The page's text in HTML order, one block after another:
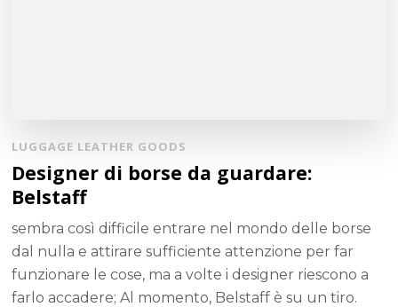
LUGGAGE LEATHER GOODS
Designer di borse da guardare:
Belstaff
sembra così difficile entrare nel mondo delle borse
dal nulla e attirare sufficiente attenzione per far
funzionare le cose, ma a volte i designer riescono a
farlo accadere; Al momento, Belstaff è su un tiro.